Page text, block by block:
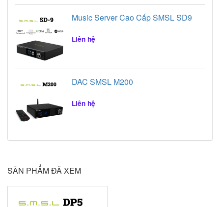
Music Server Cao Cấp SMSL SD9
Liên hệ
DAC SMSL M200
Liên hệ
SẢN PHẨM ĐÃ XEM